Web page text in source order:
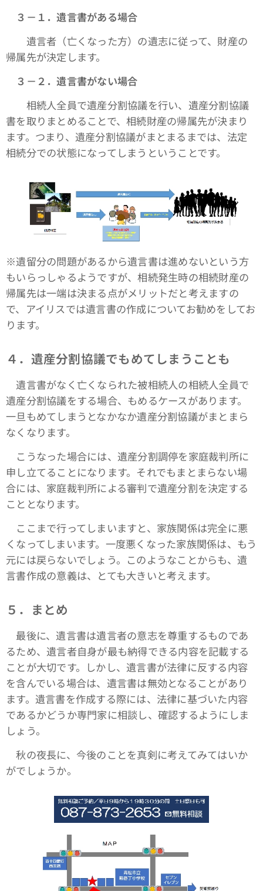
３－１．遺言書がある場合
遺言者（亡くなった方）の遺志に従って、財産の
帰属先が決定します。
３－２．遺言書がない場合
相続人全員で遺産分割協議を行い、遺産分割協議
書を取りまとめることで、相続財産の帰属先が決まり
ます。つまり、遺産分割協議がまとまるまでは、法定
相続分での状態になってしまうということです。
※遺留分の問題があるから遺言書は進めないという方
もいらっしゃるようですが、相続発生時の相続財産の
帰属先は一端は決まる点がメリットだと考えますの
で、アイリスでは遺言書の作成についてお勧めをしてお
ります。
４．遺産分割協議でもめてしまうことも
遺言書がなく亡くなられた被相続人の相続人全員で
遺産分割協議をする場合、もめるケースがあります。
一旦もめてしまうとなかなか遺産分割協議がまとまら
なくなります。
こうなった場合には、遺産分割調停を家庭裁判所に
申し立てることになります。それでもまとまらない場
合には、家庭裁判所による審判で遺産分割を決定する
こととなります。
ここまで行ってしまいますと、家族関係は完全に悪
くなってしまいます。一度悪くなった家族関係は、もう
元には戻らないでしょう。このようなことからも、遺
言書作成の意義は、とても大きいと考えます。
５．まとめ
最後に、遺言書は遺言者の意志を尊重するものであ
るため、遺言者自身が最も納得できる内容を記載する
ことが大切です。しかし、遺言書が法律に反する内容
を含んでいる場合は、遺言書は無効となることがあり
ます。遺言書を作成する際には、法律に基づいた内容
であるかどうか専門家に相談し、確認するようにしま
しょう。
秋の夜長に、今後のことを真剣に考えてみてはいか
がでしょうか。